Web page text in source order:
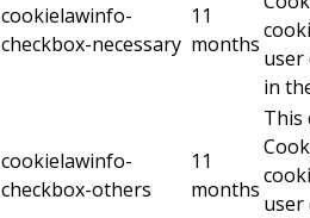
cookielawinfo-
checkbox-necessary
11
months
user
in
cookielawinfo-
checkbox-others
11
months
This
user